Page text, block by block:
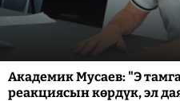
Академик Мусаев: "Э
реакциясын көрдүк, эл